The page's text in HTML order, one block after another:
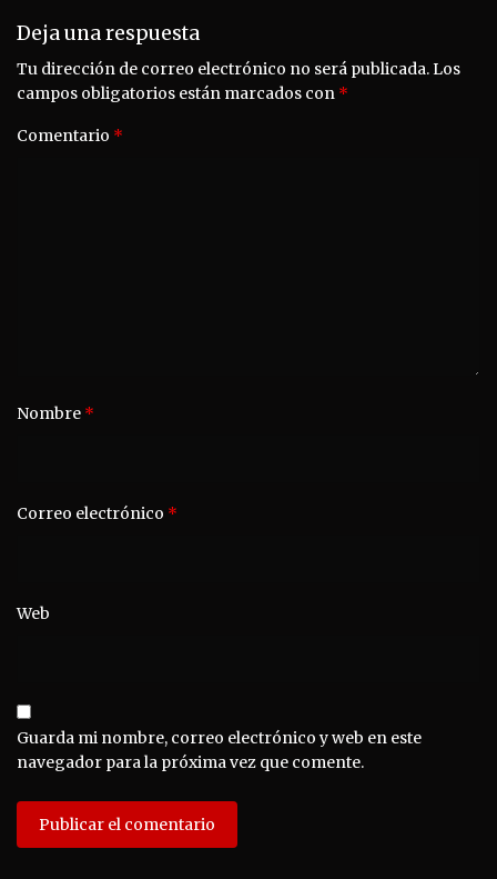
Deja una respuesta
Tu dirección de correo electrónico no será publicada.Los
campos obligatorios están marcados con *
Comentario *
Nombre *
Correo electrónico *
Web
Guarda mi nombre, correo electrónico y web en este
navegador para la próxima vez que comente.